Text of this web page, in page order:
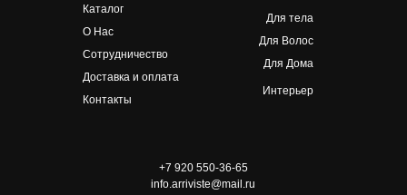
+7 920 550-36-65
info.arriviste@mail.ru
Для тела
Для Волос
Для Дома
Интерьер
Каталог
О Нас
Сотрудничество
Доставка и оплата
Контакты